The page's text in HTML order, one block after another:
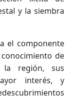
y la siembra
el componente
de
la región, sus
interés, y